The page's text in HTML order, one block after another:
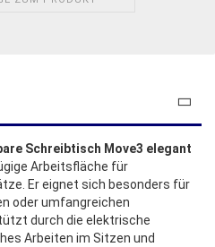
Schreibtisch Move3 elegant
Arbeitsfläche für
Er eignet sich besonders für
oder umfangreichen
durch die elektrische
Arbeiten im Sitzen und